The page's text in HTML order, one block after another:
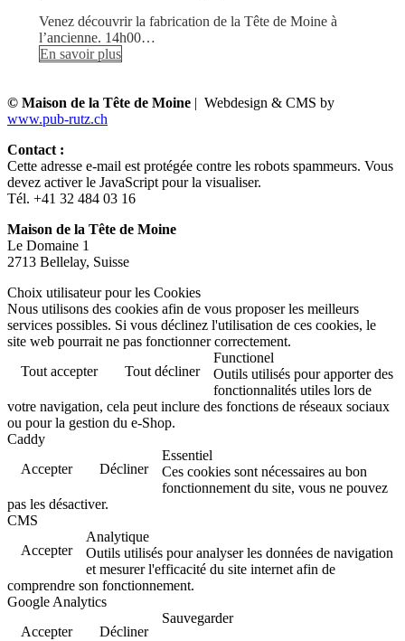
Venez découvrir la fabrication de la Tête de Moine à
l’ancienne. 14h00…
En savoir plus
© Maison de la Tête de Moine | Webdesign & CMS by
www.pub-rutz.ch
Contact :
Cette adresse e-mail est protégée contre les robots spammeurs. Vous
devez activer le JavaScript pour la visualiser.
Tél. +41 32 484 03 16
Maison de la Tête de Moine
Le Domaine 1
2713 Bellelay, Suisse
Choix utilisateur pour les Cookies
Nous utilisons des cookies afin de vous proposer les meilleurs
services possibles. Si vous déclinez l'utilisation de ces cookies, le
site web pourrait ne pas fonctionner correctement.
Tout accepter
Tout décliner
Functionel
Outils utilisés pour apporter des
fonctionnalités utiles lors de
votre navigation, cela peut inclure des fonctions de réseaux sociaux
ou pour la gestion du e-Shop.
Caddy
Accepter
Décliner
Essentiel
Ces cookies sont nécessaires au bon
fonctionnement du site, vous ne pouvez
pas les désactiver.
CMS
Accepter
Analytique
Outils utilisés pour analyser les données de navigation
et mesurer l'efficacité du site internet afin de
comprendre son fonctionnement.
Google Analytics
Accepter
Décliner
Sauvegarder